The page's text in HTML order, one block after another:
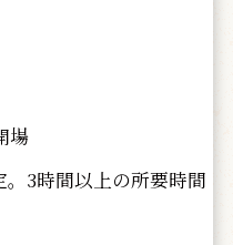
場
3時間以上の所要時間